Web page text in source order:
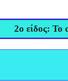
2ο είδος: Το